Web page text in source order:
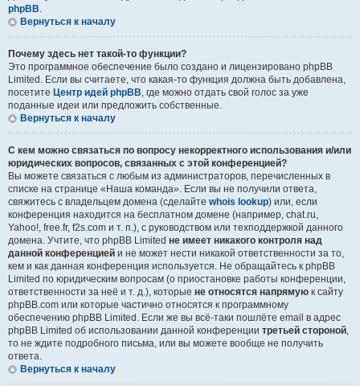
phpBB.
Вернуться к началу
Почему здесь нет такой-то функции?
Это программное обеспечение было создано и лицензировано phpBB
Limited. Если вы считаете, что какая-то функция должна быть добавлена,
посетите Центр идей phpBB, где можно отдать свой голос за уже
поданные идеи или предложить собственные.
Вернуться к началу
С кем можно связаться по вопросу некорректного использования и/или
юридических вопросов, связанных с этой конференцией?
Вы можете связаться с любым из администраторов, перечисленных в
списке на странице «Наша команда». Если вы не получили ответа,
свяжитесь с владельцем домена (сделайте whois lookup) или, если
конференция находится на бесплатном домене (например, chat.ru,
Yahoo!, free.fr, f2s.com и т. п.), с руководством или техподдержкой данного
домена. Учтите, что phpBB Limited не имеет никакого контроля над
данной конференцией и не может нести никакой ответственности за то,
кем и как данная конференция используется. Не обращайтесь к phpBB
Limited по юридическим вопросам (о приостановке работы конференции,
ответственности за неё и т. д.), которые не относятся напрямую к сайту
phpBB.com или которые частично относятся к программному
обеспечению phpBB Limited. Если же вы всё-таки пошлёте email в адрес
phpBB Limited об использовании данной конференции третьей стороной,
то не ждите подробного письма, или вы можете вообще не получить
ответа.
Вернуться к началу